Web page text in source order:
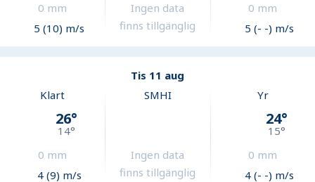
0 mm
5 (10) m/s
Ingen data
finns tillgänglig
0 mm
5 (- -) m/s
Tis 11 aug
Klart
26°
14°
0 mm
4 (9) m/s
SMHI
Ingen data
finns tillgänglig
Yr
24°
15°
0 mm
4 (- -) m/s